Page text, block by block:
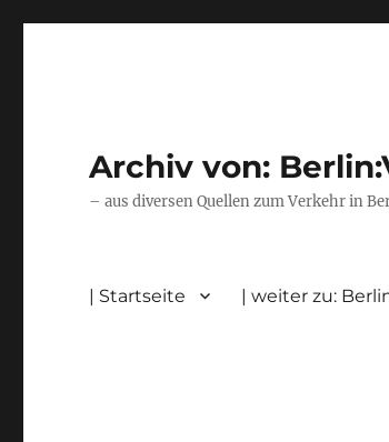
Archiv von:
– aus diversen Quellen zum Verkehr in
| Startseite | weiter zu: